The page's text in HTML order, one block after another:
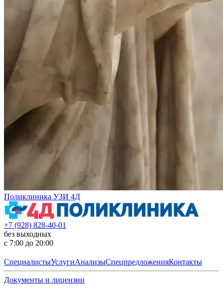
Поликлиника УЗИ 4Д
+7 (928) 828-40-01
без выходных
с 7:00 до 20:00
СпециалистыУслугиАнализыСпецпредложенияКонтакты
Документы и лицензии